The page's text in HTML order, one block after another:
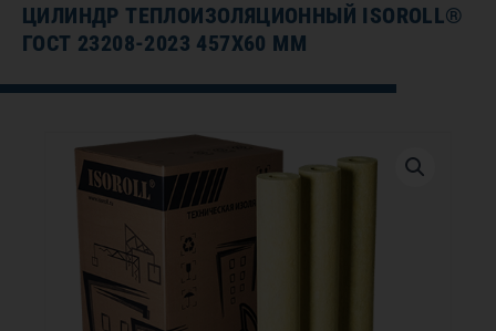
ЦИЛИНДР ТЕПЛОИЗОЛЯЦИОННЫЙ ISOROLL®
ГОСТ 23208-2023 457Х60 ММ